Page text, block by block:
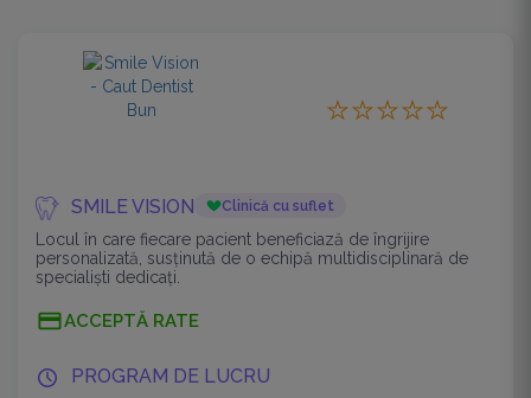
SMILE VISION Clinică cu suflet
Locul în care fiecare pacient beneficiază de îngrijire
personalizată, susținută de o echipă multidisciplinară de
specialiști dedicați.
La Smile Vision, combinăm experiența medicală cu
tehnologia digitală, pentru tratamente sigure, eficiente și fă
ACCEPTĂ RATE
PROGRAM DE LUCRU